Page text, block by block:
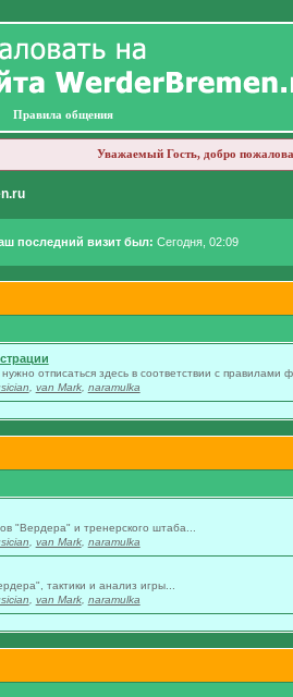
Правила общения
Уважаемый Гость, добро
последний визит был: Сегодня, 02:09
отписаться здесь в соответствии с правилами
van Mark, naramulka
"Вердера" и тренерского штаба...
van Mark, naramulka
тактики и анализ игры...
van Mark, naramulka